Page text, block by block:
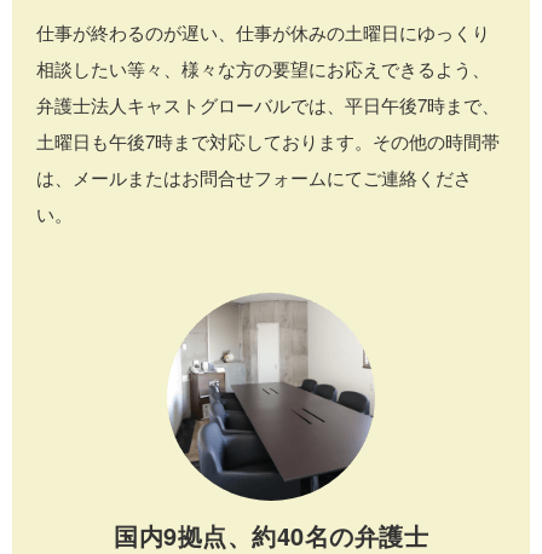
仕事が終わるのが遅い、仕事が休みの土曜日にゆっくり
相談したい等々、様々な方の要望にお応えできるよう、
弁護士法人キャストグローバルでは、平日午後7時まで、
土曜日も午後7時まで対応しております。その他の時間帯
は、メールまたはお問合せフォームにてご連絡くださ
い。
国内9拠点、約40名の弁護士